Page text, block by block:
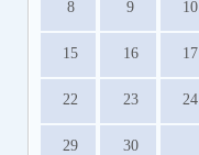
8 9 10
15 16 17
22 23 24
29 30